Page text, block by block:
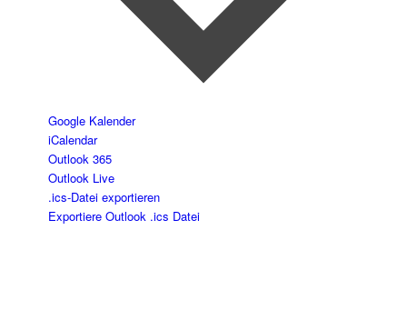
Google Kalender
iCalendar
Outlook 365
Outlook Live
.ics-Datei exportieren
Exportiere Outlook .ics Datei